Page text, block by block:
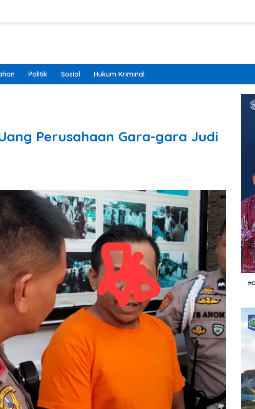
Politik Sosial Hukum Kriminal
Perusahaan Gara-gara Judi